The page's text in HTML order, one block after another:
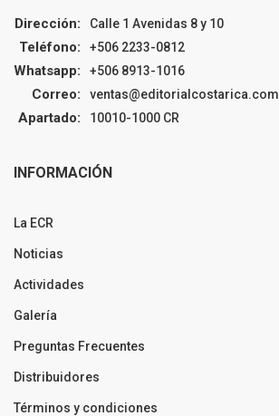
Dirección: Calle 1 Avenidas 8 y 10
Teléfono: +506 2233-0812
Whatsapp: +506 8913-1016
Correo: ventas@editorialcostarica.com
Apartado: 10010-1000 CR
INFORMACIÓN
La ECR
Noticias
Actividades
Galería
Preguntas Frecuentes
Distribuidores
Términos y condiciones